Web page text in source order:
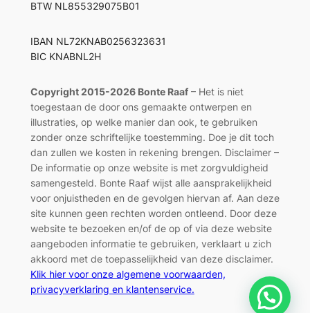
BTW NL855329075B01
IBAN NL72KNAB0256323631
BIC KNABNL2H
Copyright 2015-2026 Bonte Raaf– Het is niet
toegestaan de door ons gemaakte ontwerpen en
illustraties, op welke manier dan ook, te gebruiken
zonder onze schriftelijke toestemming. Doe je dit toch
dan zullen we kosten in rekening brengen. Disclaimer –
De informatie op onze website is met zorgvuldigheid
samengesteld. Bonte Raaf wijst alle aansprakelijkheid
voor onjuistheden en de gevolgen hiervan af. Aan deze
site kunnen geen rechten worden ontleend. Door deze
website te bezoeken en/of de op of via deze website
aangeboden informatie te gebruiken, verklaart u zich
akkoord met de toepasselijkheid van deze disclaimer.
Klik hier voor onze algemene voorwaarden,
privacyverklaring en klantenservice.